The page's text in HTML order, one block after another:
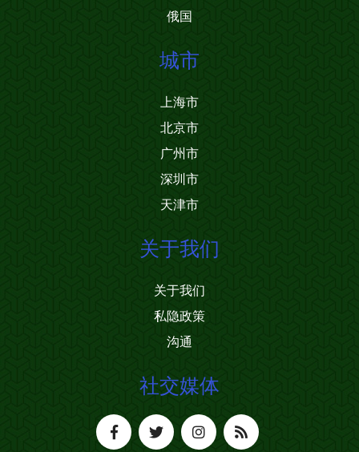
俄国
城市
上海市
北京市
广州市
深圳市
天津市
关于我们
关于我们
私隐政策
沟通
社交媒体